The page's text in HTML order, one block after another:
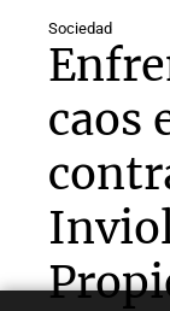
Sociedad
caos